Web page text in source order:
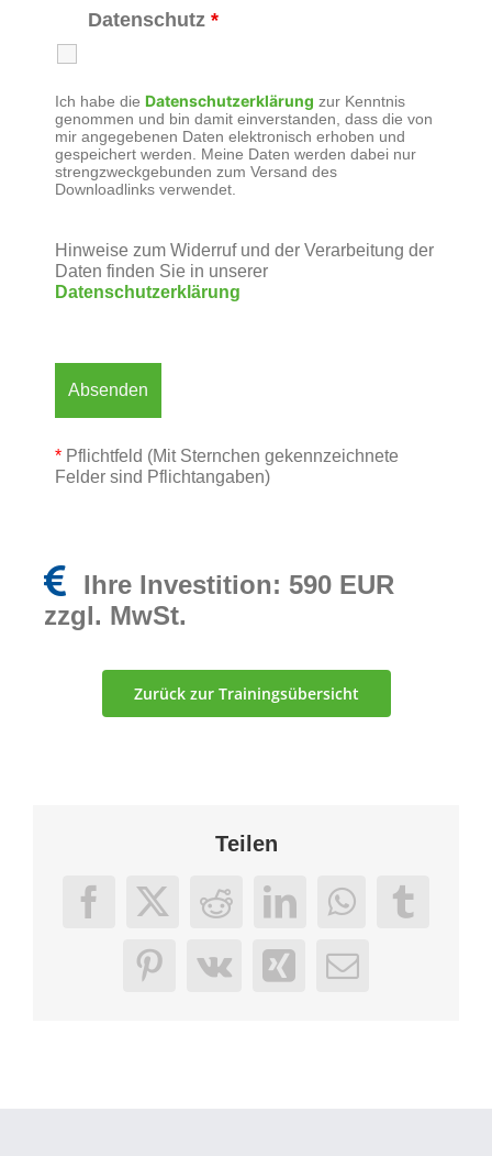
Datenschutz *
Ich habe die Datenschutzerklärung zur Kenntnis
genommen und bin damit einverstanden, dass die von
mir angegebenen Daten elektronisch erhoben und
gespeichert werden. Meine Daten werden dabei nur
strengzweckgebunden zum Versand des
Downloadlinks verwendet.
Hinweise zum Widerruf und der Verarbeitung der
Daten finden Sie in unserer
Datenschutzerklärung
* Pflichtfeld (Mit Sternchen gekennzeichnete
Felder sind Pflichtangaben)
Ihre Investition: 590 EUR
zzgl. MwSt.
Zurück zur Trainingsübersicht
Teilen
Facebook
X RedditLinkedInWhatsApp
Pinterest
Vk XingE-